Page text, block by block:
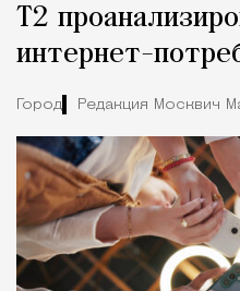
Т2
интернет-
Город Редакция Москвич